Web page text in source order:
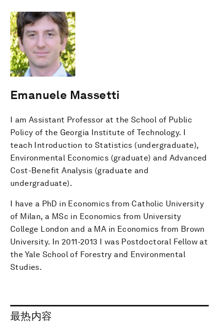
Emanuele Massetti
I am Assistant Professor at the School of Public
Policy of the Georgia Institute of Technology. I
teach Introduction to Statistics (undergraduate),
Environmental Economics (graduate) and Advanced
Cost-Benefit Analysis (graduate and
undergraduate).
I have a PhD in Economics from Catholic University
of Milan, a MSc in Economics from University
College London and a MA in Economics from Brown
University. In 2011-2013 I was Postdoctoral Fellow at
the Yale School of Forestry and Environmental
Studies.
最热内容